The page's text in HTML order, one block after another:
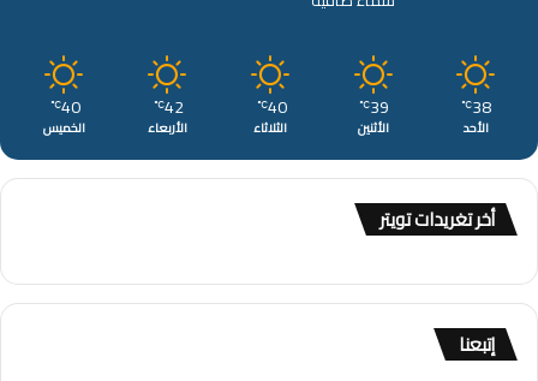
38
℃
الأحد
39
℃
الأثنين
40
℃
الثلاثاء
42
℃
الأربعاء
40
℃
الخميس
أخر تغريدات تويتر
إتبعنا